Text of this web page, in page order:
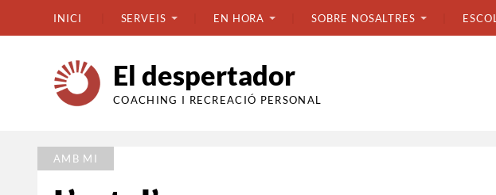
INICI SERVEIS EN HORA SOBRE NOSALTRES
El despertador
COACHING I RECREACIÓ PERSONAL
AMB MI